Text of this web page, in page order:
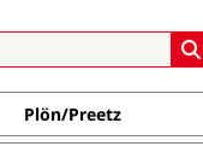
Plön/Preetz